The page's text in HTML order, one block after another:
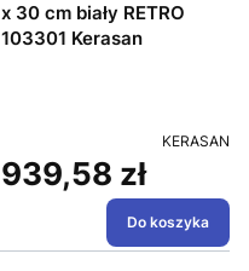
x 30 cm biały RETRO
103301 Kerasan
KERASAN
Cena
939,58 zł
Do koszyka